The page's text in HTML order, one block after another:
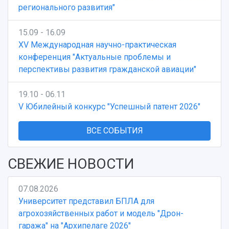
3D-тур по университету
Музеи
Учебный аэродром
Центр истории авиационных двигателей
Ботанический сад
Умный дом бабочек
Международный межвузовский кампус
Сведения об образовательной организации
Официальные документы
Публикации и издания
Отчеты о проведенных конференциях
регионального развития"
15.09 - 16.09
XV Международная научно-практическая
конференция "Актуальные проблемы и
перспективы развития гражданской авиации"
19.10 - 06.11
V Юбилейный конкурс "Успешный патент 2026"
ВСЕ СОБЫТИЯ
СВЕЖИЕ НОВОСТИ
07.08.2026
Университет представил БПЛА для
агрохозяйственных работ и модель "Дрон-
гаража" на "Архипелаге 2026"